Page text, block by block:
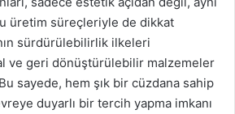
üretim süreçleriyle de dikkat
sürdürülebilirlik ilkeleri
ve geri dönüştürülebilir malzemeler
sayede, hem şık bir cüzdana sahip
duyarlı bir tercih yapma imkanı